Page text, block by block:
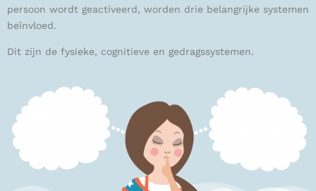
persoon wordt geactiveerd, worden drie belangrijke systemen
beïnvloed.
Dit zijn de fysieke, cognitieve en gedragssystemen.